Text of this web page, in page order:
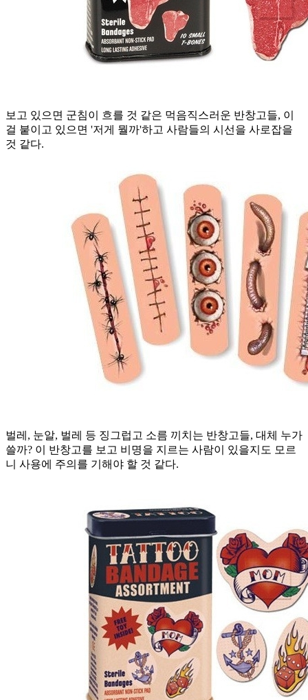
보고 있으면 군침이 흐를 것 같은 먹음직스러운 반창고들, 이
걸 붙이고 있으면 '저게 뭘까'하고 사람들의 시선을 사로잡을
것 같다.
벌레, 눈알, 벌레 등 징그럽고 소름 끼치는 반창고들, 대체 누가
쓸까? 이 반창고를 보고 비명을 지르는 사람이 있을지도 모르
니 사용에 주의를 기해야 할 것 같다.